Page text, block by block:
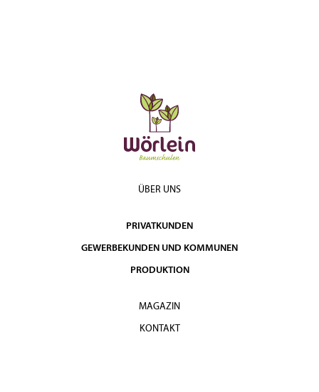
ÜBER UNS
PRIVATKUNDEN
GEWERBEKUNDEN UND KOMMUNEN
PRODUKTION
MAGAZIN
KONTAKT